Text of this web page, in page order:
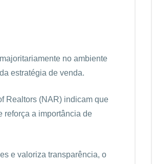
no ambiente
estratégia de venda.
Realtors (NAR) indicam que
reforça a importância de
e valoriza transparência, o